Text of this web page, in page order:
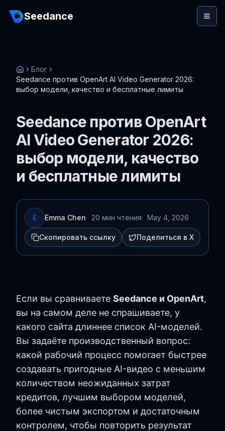
Seedance
Блог
Seedance против OpenArt AI Video Generator 2026:
выбор модели, качество и бесплатные лимиты
Seedance против OpenArt
AI Video Generator 2026:
выбор модели, качество
и бесплатные лимиты
E Emma Chen· 20 мин чтения· May 4, 2026
Скопировать ссылку Поделиться в X
Если вы сравниваете Seedance и OpenArt,
вы на самом деле не спрашиваете, у
какого сайта длиннее список AI-моделей.
Вы задаёте производственный вопрос:
какой рабочий процесс помогает быстрее
создавать пригодные AI-видео с меньшим
количеством неожиданных затрат
кредитов, лучшим выбором моделей,
более чистым экспортом и достаточным
контролем, чтобы повторить результат